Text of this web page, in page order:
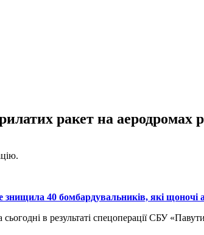
ракет на аеродромах
40 бомбардувальників, які щоночі
сьогодні в результаті спецоперації СБУ